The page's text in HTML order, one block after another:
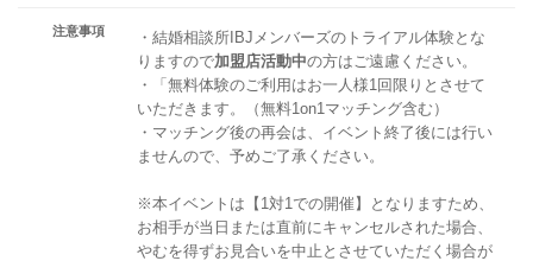
注意事項
・結婚相談所IBJメンバーズのトライアル体験とな
りますので加盟店活動中の方はご遠慮ください。
・「無料体験のご利用はお一人様1回限りとさせて
いただきます。（無料1on1マッチング含む）
・マッチング後の再会は、イベント終了後には行い
ませんので、予めご了承ください。
※本イベントは【1対1での開催】となりますため、
お相手が当日または直前にキャンセルされた場合、
やむを得ずお見合いを中止とさせていただく場合が